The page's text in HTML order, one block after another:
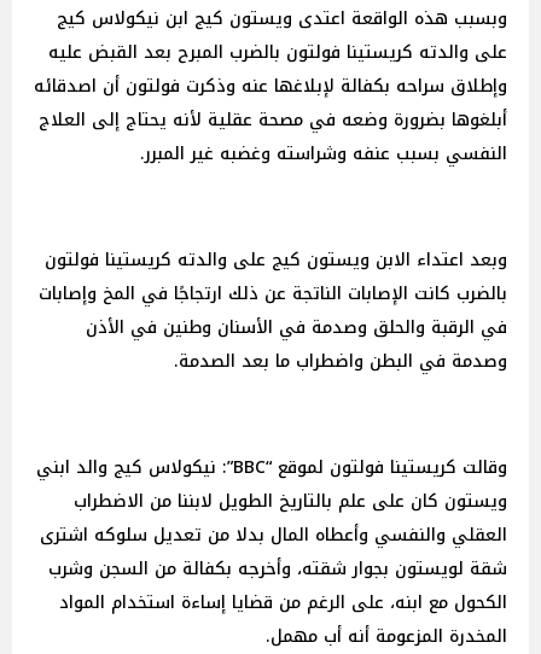
وبسبب هذه الواقعة اعتدى ويستون كيج ابن نيكولاس كيج
على والدته كريستينا فولتون بالضرب المبرح بعد القبض عليه
وإطلاق سراحه بكفالة لإبلاغها عنه وذكرت فولتون أن اصدقائه
أبلغوها بضرورة وضعه في مصحة عقلية لأنه يحتاج إلى العلاج
النفسي بسبب عنفه وشراسته وغضبه غير المبرر.
وبعد اعتداء الابن ويستون كيج على والدته كريستينا فولتون
بالضرب كانت الإصابات الناتجة عن ذلك ارتجاجًا في المخ وإصابات
في الرقبة والحلق وصدمة في الأسنان وطنين في الأذن
وصدمة في البطن واضطراب ما بعد الصدمة.
وقالت كريستينا فولتون لموقع “BBC”: نيكولاس كيج والد ابني
ويستون كان على علم بالتاريخ الطويل لابننا من الاضطراب
العقلي والنفسي وأعطاه المال بدلا من تعديل سلوكه اشترى
شقة لويستون بجوار شقته، وأخرجه بكفالة من السجن وشرب
الكحول مع ابنه، على الرغم من قضايا إساءة استخدام المواد
المخدرة المزعومة أنه أب مهمل.